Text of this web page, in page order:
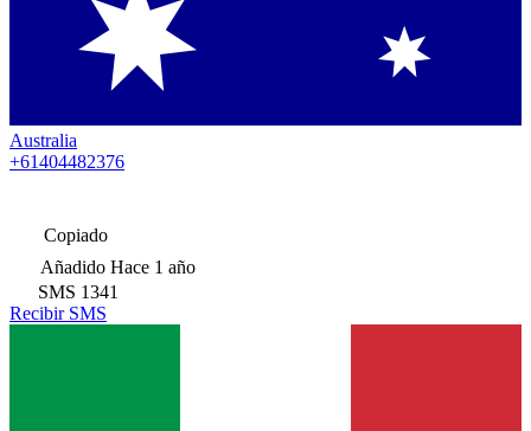
Australia
+61404482376
Copiado
Añadido Hace 1 año
SMS 1341
Recibir SMS